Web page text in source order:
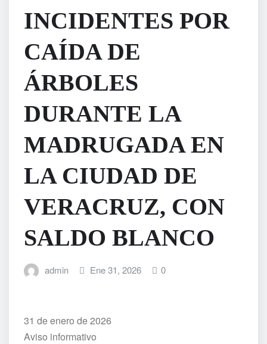
INCIDENTES POR
CAÍDA DE
ÁRBOLES
DURANTE LA
MADRUGADA EN
LA CIUDAD DE
VERACRUZ, CON
SALDO BLANCO
admin Ene 31, 2026 0
31 de enero de 2026
Aviso informativo